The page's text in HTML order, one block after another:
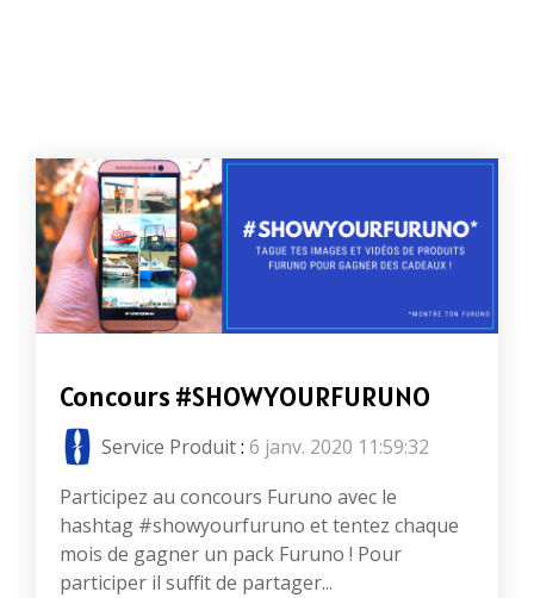
Concours #SHOWYOURFURUNO
Service Produit: 6 janv. 2020 11:59:32
Participez au concours Furuno avec le
hashtag #showyourfuruno et tentez chaque
mois de gagner un pack Furuno ! Pour
participer il suffit de partager...